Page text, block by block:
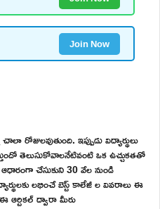
Join Now
ఇప్పుడు విద్యార్థులు
తెలుసుకోవాలనేటివంటి ఒక ఉచ్చుకతతో
చేసుకుని 30 వేల నుండి
లభించే బెస్ట్ కాలేజీ ల వివరాలు ఈ
ఆర్టికల్ ద్వారా మీరు